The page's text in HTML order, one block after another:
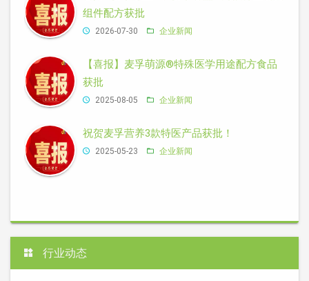
组件配方获批
2026-07-30 企业新闻
【喜报】麦孚萌源®特殊医学用途配方食品
获批
2025-08-05 企业新闻
祝贺麦孚营养3款特医产品获批！
2025-05-23 企业新闻
行业动态